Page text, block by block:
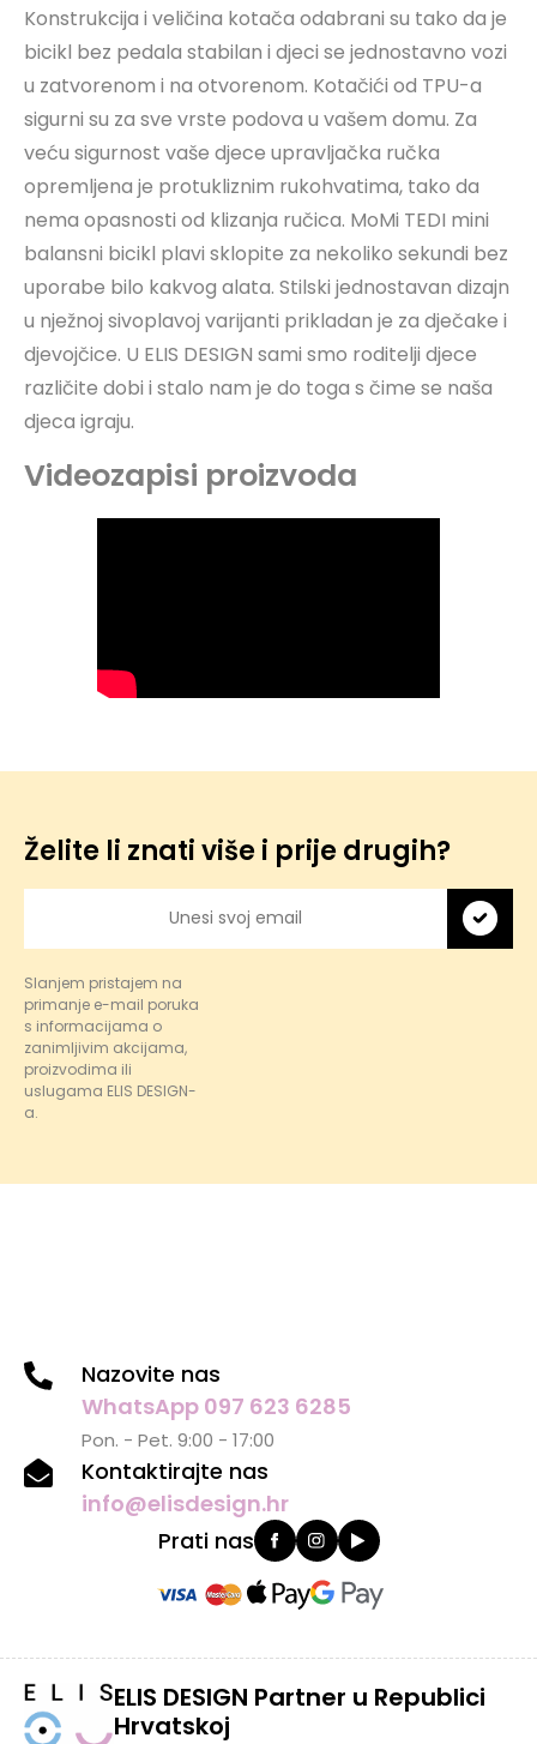
Konstrukcija i veličina kotača odabrani su tako da je
bicikl bez pedala stabilan i djeci se jednostavno vozi
u zatvorenom i na otvorenom. Kotačići od TPU-a
sigurni su za sve vrste podova u vašem domu. Za
veću sigurnost vaše djece upravljačka ručka
opremljena je protukliznim rukohvatima, tako da
nema opasnosti od klizanja ručica. MoMi TEDI mini
balansni bicikl plavi sklopite za nekoliko sekundi bez
uporabe bilo kakvog alata. Stilski jednostavan dizajn
u nježnoj sivoplavoj varijanti prikladan je za dječake i
djevojčice. U ELIS DESIGN sami smo roditelji djece
različite dobi i stalo nam je do toga s čime se naša
djeca igraju.
Videozapisi proizvoda
Želite li znati više i prije drugih?
Slanjem pristajem na
primanje e-mail poruka
s informacijama o
zanimljivim akcijama,
proizvodima ili
uslugama ELIS DESIGN-
a.
Nazovite nas
WhatsApp 097 623 6285
Pon. - Pet. 9:00 - 17:00
Kontaktirajte nas
info@elisdesign.hr
Prati nas
ELIS DESIGN Partner u Republici
Hrvatskoj